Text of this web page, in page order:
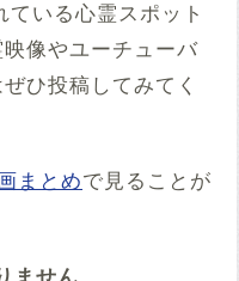
いる心霊スポット
像やユーチューバ
ひ投稿してみてく
まとめで見ることが